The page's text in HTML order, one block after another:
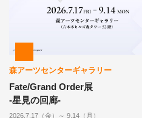
森アーツセンターギャラリー
Fate/Grand Order展
-星見の回廊-
2026.7.17（金）～ 9.14（月）